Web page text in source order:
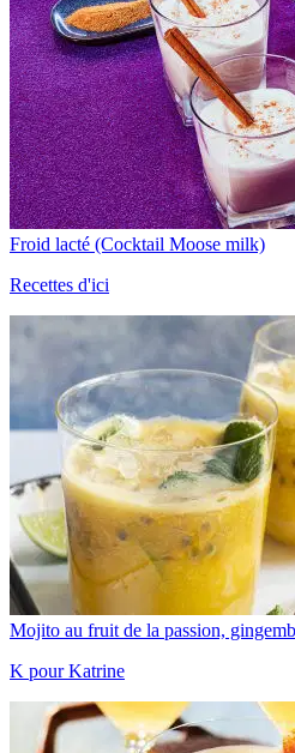
Froid lacté (Cocktail Moose milk)
Recettes d'ici
Mojito au fruit de la passion,
K pour Katrine